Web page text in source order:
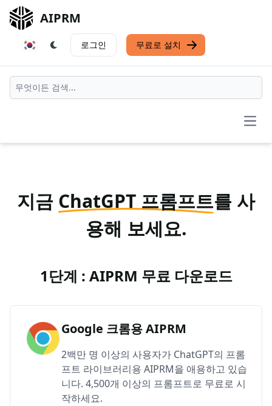
AIPRM
로그인 무료로 설치
지금 ChatGPT 프롬프트를 사
용해 보세요.
1단계 : AIPRM 무료 다운로드
Google 크롬용 AIPRM
2백만 명 이상의 사용자가 ChatGPT의 프롬
프트 라이브러리용 AIPRM을 애용하고 있습
니다. 4,500개 이상의 프롬프트로 무료로 시
작하세요.